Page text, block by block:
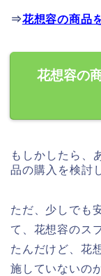
⇒花想容の商品
花想容の
もしかしたら、
品の購入を検討
ただ、少しでも
て、花想容のス
たんだけど、花
施していないの